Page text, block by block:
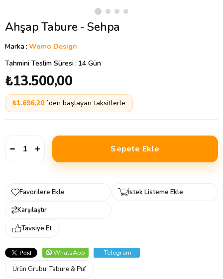
Ahşap Tabure - Sehpa
Marka: Womo Design
Tahmini Teslim Süresi: 14 Gün
₺13.500,00
₺1.696,20 `den başlayan taksitlerle
Favorilere Ekle
İstek Listeme Ekle
Karşılaştır
Tavsiye Et
WhatsApp
Telegram
Ürün Grubu:Tabure & Puf